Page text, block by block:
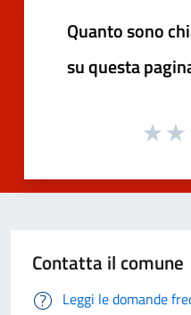
Quanto sono
su questa
Contatta il comune
Leggi le domande